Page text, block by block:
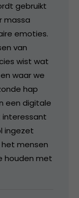
gebruikt
massa
emoties.
van
wist wat
waar we
hap
een digitale
interessant
ingezet
het mensen
houden met